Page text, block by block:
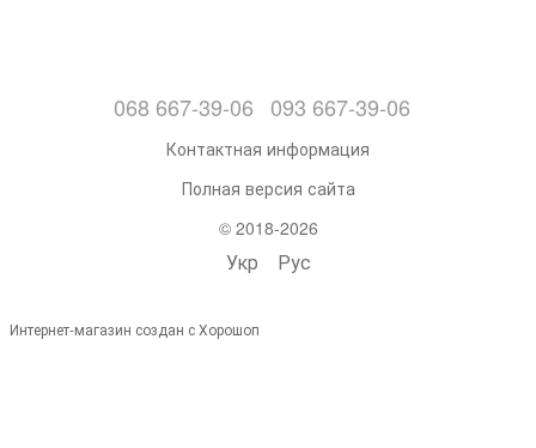
068 667-39-06 093 667-39-06
Контактная информация
Полная версия сайта
© 2018-2026
Укр Рус
Интернет-магазин создан с Хорошоп